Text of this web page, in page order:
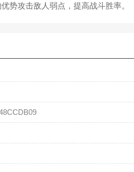
势攻击敌人弱点，提高战斗胜率。